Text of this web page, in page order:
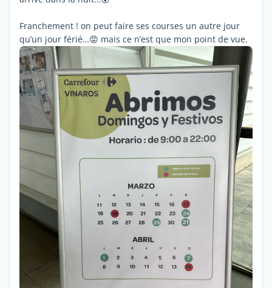
Franchement ! on peut faire ses courses un autre jour
qu’un jour férié…😡 mais ce n’est que mon point de vue.